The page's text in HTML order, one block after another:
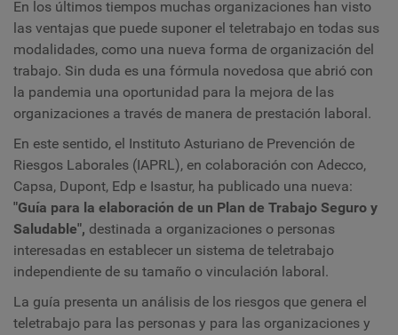
En los últimos tiempos muchas organizaciones han visto
las ventajas que puede suponer el teletrabajo en todas sus
modalidades, como una nueva forma de organización del
trabajo. Sin duda es una fórmula novedosa que abrió con
la pandemia una oportunidad para la mejora de las
organizaciones a través de manera de prestación laboral.
En este sentido, el Instituto Asturiano de Prevención de
Riesgos Laborales (IAPRL), en colaboración con Adecco,
Capsa, Dupont, Edp e Isastur, ha publicado una nueva:
"Guía para la elaboración de un Plan de Trabajo Seguro y
Saludable", destinada a organizaciones o personas
interesadas en establecer un sistema de teletrabajo
independiente de su tamaño o vinculación laboral.
La guía presenta un análisis de los riesgos que genera el
teletrabajo para las personas y para las organizaciones y